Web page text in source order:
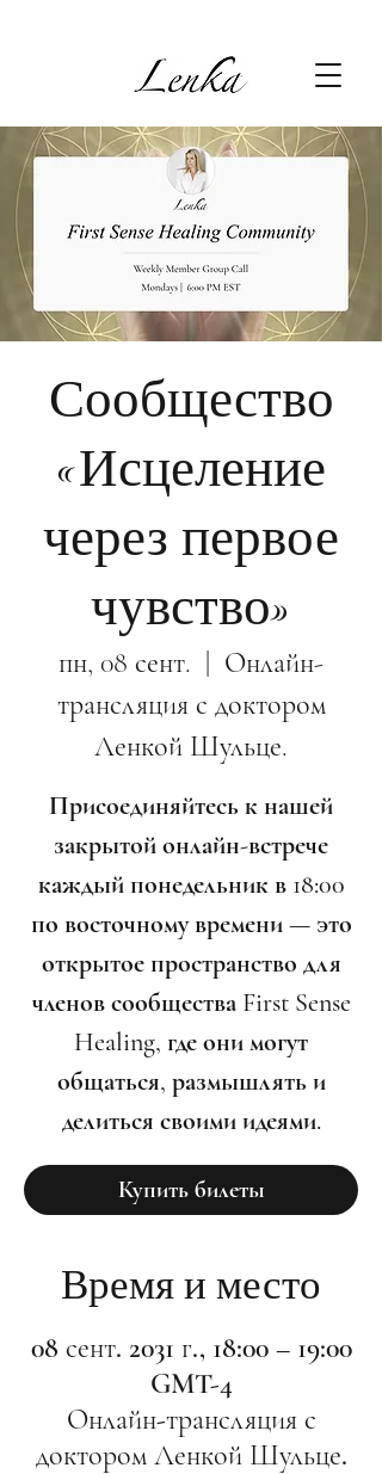
Сообщество
«Исцеление
через первое
чувство»
пн, 08 сент.
Онлайн-
трансляция с доктором
Ленкой Шульце.
Присоединяйтесь к нашей
закрытой онлайн-встрече
каждый понедельник в 18:00
по восточному времени — это
открытое пространство для
членов сообщества First Sense
Healing, где они могут
общаться, размышлять и
делиться своими идеями.
Купить билеты
Время и место
08 сент. 2031 г., 18:00 – 19:00
GMT-4
Онлайн-трансляция с
доктором Ленкой Шульце.